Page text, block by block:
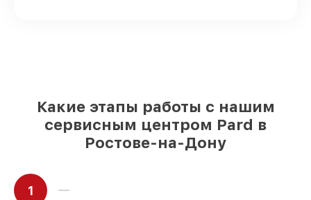
Какие этапы работы с нашим
сервисным центром Pard в
Ростове-на-Дону
1